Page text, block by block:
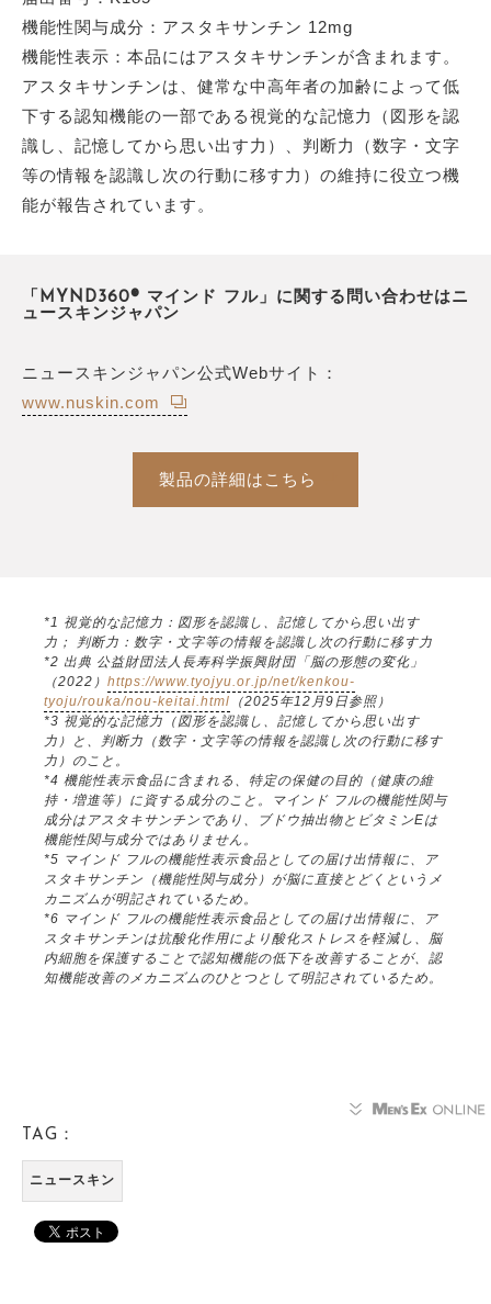
機能性関与成分：アスタキサンチン 12mg
機能性表示：本品にはアスタキサンチンが含まれます。
アスタキサンチンは、健常な中高年者の加齢によって低
下する認知機能の一部である視覚的な記憶力（図形を認
識し、記憶してから思い出す力）、判断力（数字・文字
等の情報を認識し次の行動に移す力）の維持に役立つ機
能が報告されています。
「MYND360® マインド フル」に関する問い合わせはニ
ュースキンジャパン
ニュースキンジャパン公式Webサイト：
www.nuskin.com
製品の詳細はこちら
*1 視覚的な記憶力：図形を認識し、記憶してから思い出す
力； 判断力：数字・文字等の情報を認識し次の行動に移す力
*2 出典 公益財団法人長寿科学振興財団「脳の形態の変化」
（2022） https://www.tyojyu.or.jp/net/kenkou-
tyoju/rouka/nou-keitai.html （2025年12月9日参照）
*3 視覚的な記憶力（図形を認識し、記憶してから思い出す
力）と、判断力（数字・文字等の情報を認識し次の行動に移す
力）のこと。
*4 機能性表示食品に含まれる、特定の保健の目的（健康の維
持・増進等）に資する成分のこと。マインド フルの機能性関与
成分はアスタキサンチンであり、ブドウ抽出物とビタミンEは
機能性関与成分ではありません。
*5 マインド フルの機能性表示食品としての届け出情報に、ア
スタキサンチン（機能性関与成分）が脳に直接とどくというメ
カニズムが明記されているため。
*6 マインド フルの機能性表示食品としての届け出情報に、ア
スタキサンチンは抗酸化作用により酸化ストレスを軽減し、脳
内細胞を保護することで認知機能の低下を改善することが、認
知機能改善のメカニズムのひとつとして明記されているため。
TAG：
ニュースキン